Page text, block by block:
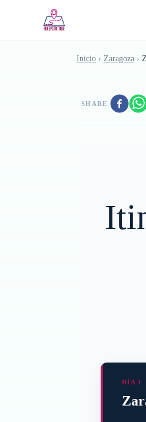
Inicio › Zaragoza ›
SHARE
DÍA 1